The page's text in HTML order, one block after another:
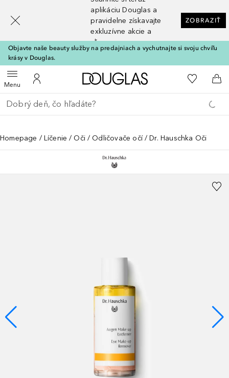
aplikáciu Douglas a
pravidelne získavajte
exkluzívne akcie a
zľavy
ZOBRAZIŤ
Objavte naše beauty služby na predajniach a vychutnajte si svoju chvíľu
krásy v Douglas.
MenuOtvoriť menuDo môjho účtu
Domov Do môjho
Do
Choď späť
Vykonajte vyhľadávanie
Homepage Líčenie Oči Odličovače očí Dr. Hauschka Oči
[navigation.slideout.screenreader]